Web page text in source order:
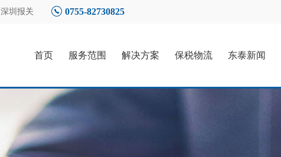
深圳报关 0755-82730825
首页 服务范围 解决方案 保税物流 东泰新闻